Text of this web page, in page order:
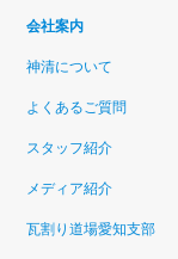
会社案内
神清について
よくあるご質問
スタッフ紹介
メディア紹介
瓦割り道場愛知支部